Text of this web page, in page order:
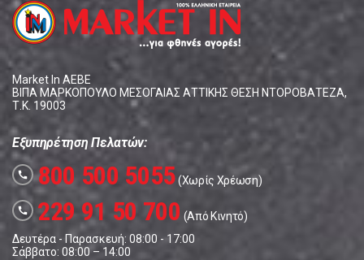
Market In ΑΕΒΕ
ΒΙΠΑ ΜΑΡΚΟΠΟΥΛΟ ΜΕΣΟΓΑΙΑΣ ΑΤΤΙΚΗΣ ΘΕΣΗ ΝΤΟΡΟΒΑΤΕΖΑ,
Τ.Κ. 19003
Εξυπηρέτηση Πελατών:
call 800 500 5055(Χωρίς Χρέωση)
call 229 91 50 700 (Από Κινητό)
Δευτέρα - Παρασκευή: 08:00 - 17:00
Σάββατο: 08:00 – 14:00